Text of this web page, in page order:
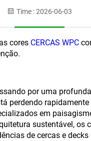
Time : 2026-06-03
cores CERCAS WPC
por uma
perdendo
em
sustentável,
de cercas e